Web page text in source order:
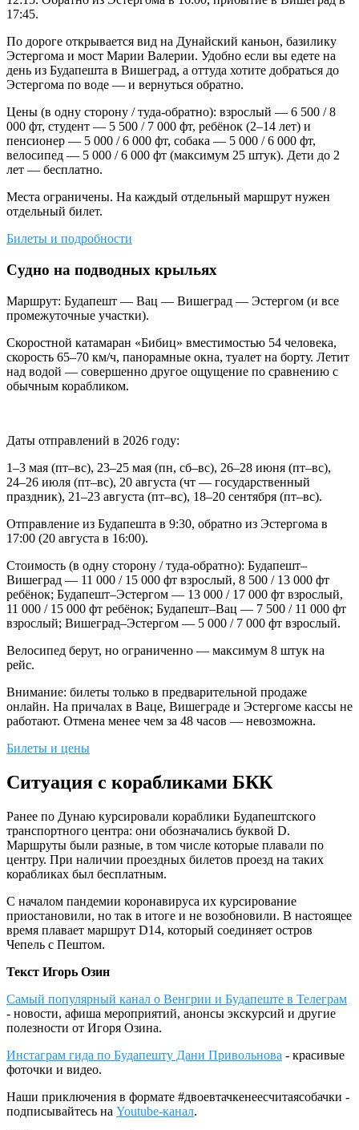
17:45.
По дороге открывается вид на Дунайский каньон, базилику
Эстергома и мост Марии Валерии. Удобно если вы едете на
день из Будапешта в Вишеград, а оттуда хотите добраться до
Эстергома по воде — и вернуться обратно.
Цены (в одну сторону / туда-обратно): взрослый — 6 500 / 8
000 фт, студент — 5 500 / 7 000 фт, ребёнок (2–14 лет) и
пенсионер — 5 000 / 6 000 фт, собака — 5 000 / 6 000 фт,
велосипед — 5 000 / 6 000 фт (максимум 25 штук). Дети до 2
лет — бесплатно.
Места ограничены. На каждый отдельный маршрут нужен
отдельный билет.
Билеты и подробности
Судно на подводных крыльях
Маршрут: Будапешт — Вац — Вишеград — Эстергом (и все
промежуточные участки).
Скоростной катамаран «Бибиц» вместимостью 54 человека,
скорость 65–70 км/ч, панорамные окна, туалет на борту. Летит
над водой — совершенно другое ощущение по сравнению с
обычным корабликом.
Даты отправлений в 2026 году:
1–3 мая (пт–вс), 23–25 мая (пн, сб–вс), 26–28 июня (пт–вс),
24–26 июля (пт–вс), 20 августа (чт — государственный
праздник), 21–23 августа (пт–вс), 18–20 сентября (пт–вс).
Отправление из Будапешта в 9:30, обратно из Эстергома в
17:00 (20 августа в 16:00).
Стоимость (в одну сторону / туда-обратно): Будапешт–
Вишеград — 11 000 / 15 000 фт взрослый, 8 500 / 13 000 фт
ребёнок; Будапешт–Эстергом — 13 000 / 17 000 фт взрослый,
11 000 / 15 000 фт ребёнок; Будапешт–Вац — 7 500 / 11 000 фт
взрослый; Вишеград–Эстергом — 5 000 / 7 000 фт взрослый.
Велосипед берут, но ограниченно — максимум 8 штук на
рейс.
Внимание: билеты только в предварительной продаже
онлайн. На причалах в Ваце, Вишеграде и Эстергоме кассы не
работают. Отмена менее чем за 48 часов — невозможна.
Билеты и цены
Ситуация с корабликами БКК
Ранее по Дунаю курсировали кораблики Будапештского
транспортного центра: они обозначались буквой D.
Маршруты были разные, в том числе которые плавали по
центру. При наличии проездных билетов проезд на таких
корабликах был бесплатным.
С началом пандемии коронавируса их курсирование
приостановили, но так в итоге и не возобновили. В настоящее
время плавает маршрут D14, который соединяет остров
Чепель с Пештом.
Текст Игорь Озин
Самый популярный канал о Венгрии и Будапеште в Телеграм
- новости, афиша мероприятий, анонсы экскурсий и другие
полезности от Игоря Озина.
Инстаграм гида по Будапешту Дани Привольнова - красивые
фоточки и видео.
Наши приключения в формате #двоевтачкенеесчитаясобачки -
подписывайтесь на Youtube-канал.